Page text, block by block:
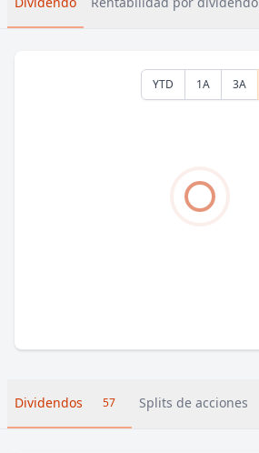
YTD 1A 3A
Dividendos 57 Splits de acciones